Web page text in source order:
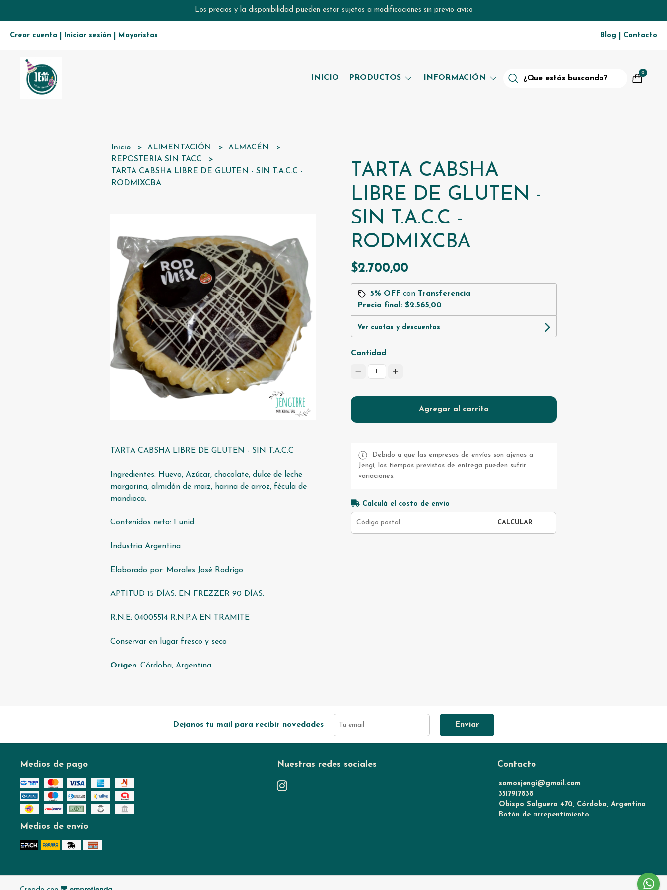
Los precios y la disponibilidad pueden estar sujetos a modificaciones sin previo aviso
Crear cuenta Iniciar sesión Mayoristas Blog Contacto
INICIO PRODUCTOS INFORMACIÓN
0
Inicio ALIMENTACIÓN
ALMACÉN
REPOSTERIA SIN TACC
TARTA CABSHA LIBRE DE GLUTEN - SIN T.A.C.C -
RODMIXCBA
TARTA CABSHA LIBRE DE GLUTEN - SIN T.A.C.C
Ingredientes: Huevo, Azúcar, chocolate, dulce de leche
margarina, almidón de maiz, harina de arroz, fécula de
mandioca.
Contenidos neto: 1 unid.
Industria Argentina
Elaborado por: Morales José Rodrigo
APTITUD 15 DÍAS. EN FREZZER 90 DÍAS.
R.N.E: 04005514 R.N.P.A EN TRAMITE
Conservar en lugar fresco y seco
Origen: Córdoba, Argentina
TARTA CABSHA
LIBRE DE GLUTEN -
SIN T.A.C.C -
RODMIXCBA
$2.700,00
5% OFFcon Transferencia
Precio final: $2.565,00
Ver cuotas y descuentos
Cantidad
1
Agregar al carrito
Debido a que las empresas de envíos son ajenas a
Jengi, los tiempos previstos de entrega pueden sufrir
variaciones.
Calculá el costo de envío
CALCULAR
Dejanos tu mail para recibir novedades Enviar
Medios de pago
Medios de envío
Nuestras redes sociales Contacto
somosjengi@gmail.com
3517917838
Obispo Salguero 470, Córdoba, Argentina
Botón de arrepentimiento